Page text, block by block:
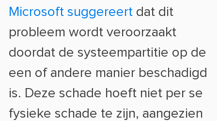
Microsoft suggereertdat dit
probleem wordt veroorzaakt
doordat de systeempartitie op de
een of andere manier beschadigd
is. Deze schade hoeft niet per se
fysieke schade te zijn, aangezien